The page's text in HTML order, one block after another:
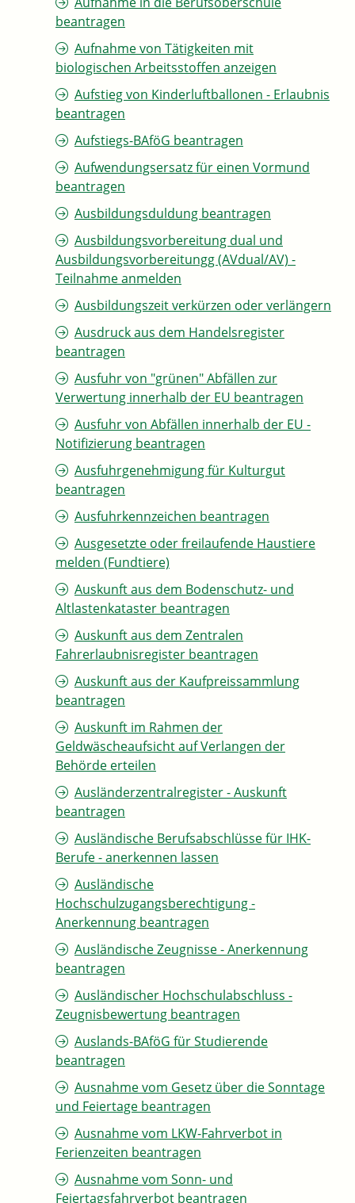
beantragen
Aufnahme von Tätigkeiten mit
biologischen Arbeitsstoffen anzeigen
Aufstieg von Kinderluftballonen - Erlaubnis
beantragen
Aufstiegs-BAföG beantragen
Aufwendungsersatz für einen Vormund
beantragen
Ausbildungsduldung beantragen
Ausbildungsvorbereitung dual und
Ausbildungsvorbereitungg (AVdual/AV) -
Teilnahme anmelden
Ausbildungszeit verkürzen oder verlängern
Ausdruck aus dem Handelsregister
beantragen
Ausfuhr von "grünen" Abfällen zur
Verwertung innerhalb der EU beantragen
Ausfuhr von Abfällen innerhalb der EU -
Notifizierung beantragen
Ausfuhrgenehmigung für Kulturgut
beantragen
Ausfuhrkennzeichen beantragen
Ausgesetzte oder freilaufende Haustiere
melden (Fundtiere)
Auskunft aus dem Bodenschutz- und
Altlastenkataster beantragen
Auskunft aus dem Zentralen
Fahrerlaubnisregister beantragen
Auskunft aus der Kaufpreissammlung
beantragen
Auskunft im Rahmen der
Geldwäscheaufsicht auf Verlangen der
Behörde erteilen
Ausländerzentralregister - Auskunft
beantragen
Ausländische Berufsabschlüsse für IHK-
Berufe - anerkennen lassen
Ausländische
Hochschulzugangsberechtigung -
Anerkennung beantragen
Ausländische Zeugnisse - Anerkennung
beantragen
Ausländischer Hochschulabschluss -
Zeugnisbewertung beantragen
Auslands-BAföG für Studierende
beantragen
Ausnahme vom Gesetz über die Sonntage
und Feiertage beantragen
Ausnahme vom LKW-Fahrverbot in
Ferienzeiten beantragen
Ausnahme vom Sonn- und
Feiertagsfahrverbot beantragen